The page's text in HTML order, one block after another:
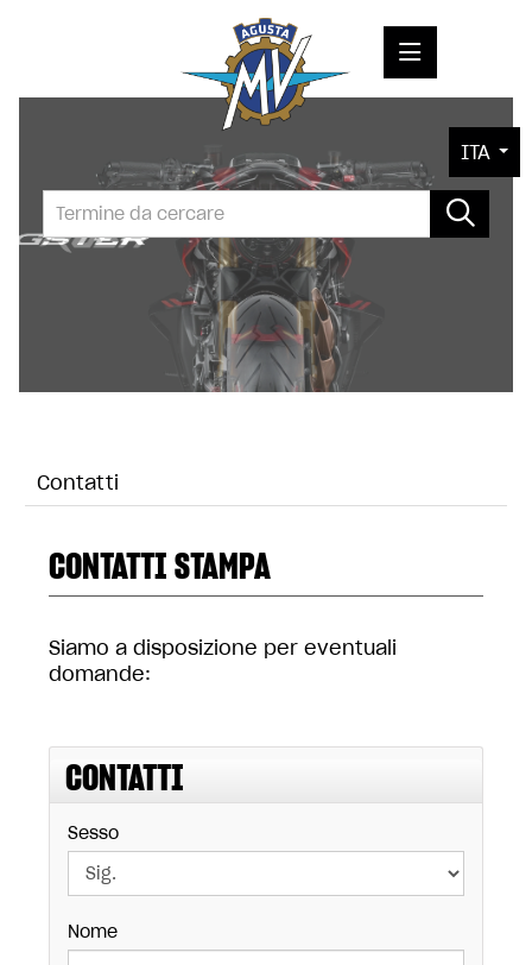
COMUNICATI STAMPA
MEDIA
FOTO
ITA
Contatti
CONTATTI STAMPA
Siamo a disposizione per eventuali
domande:
CONTATTI
Sesso
Nome